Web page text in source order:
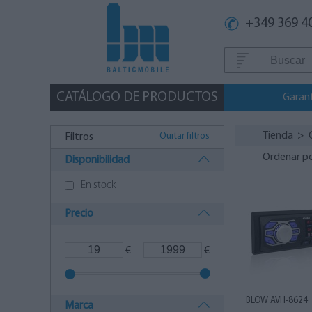
+349 369
CATÁLOGO DE PRODUCTOS
Filtros Quitar filtros
Disponibilidad
En stock
Precio
€ €
Marca
Tienda >
Ordenar
BLOW AVH-8624